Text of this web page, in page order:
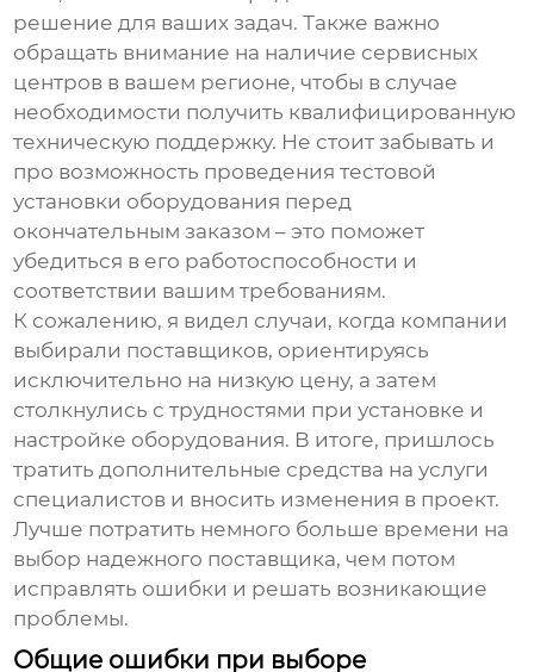
решение для ваших задач. Также важно
обращать внимание на наличие сервисных
центров в вашем регионе, чтобы в случае
необходимости получить квалифицированную
техническую поддержку. Не стоит забывать и
про возможность проведения тестовой
установки оборудования перед
окончательным заказом – это поможет
убедиться в его работоспособности и
соответствии вашим требованиям.
К сожалению, я видел случаи, когда компании
выбирали поставщиков, ориентируясь
исключительно на низкую цену, а затем
столкнулись с трудностями при установке и
настройке оборудования. В итоге, пришлось
тратить дополнительные средства на услуги
специалистов и вносить изменения в проект.
Лучше потратить немного больше времени на
выбор надежного поставщика, чем потом
исправлять ошибки и решать возникающие
проблемы.
Общие ошибки при выборе